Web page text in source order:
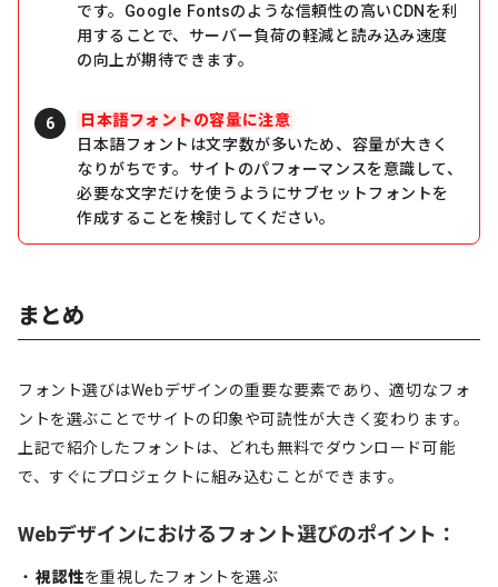
です。Google Fontsのような信頼性の高いCDNを利
用することで、サーバー負荷の軽減と読み込み速度
の向上が期待できます。
日本語フォントの容量に注意
日本語フォントは文字数が多いため、容量が大きく
なりがちです。サイトのパフォーマンスを意識して、
必要な文字だけを使うようにサブセットフォントを
作成することを検討してください。
まとめ
フォント選びはWebデザインの重要な要素であり、適切なフォ
ントを選ぶことでサイトの印象や可読性が大きく変わります。
上記で紹介したフォントは、どれも無料でダウンロード可能
で、すぐにプロジェクトに組み込むことができます。
Webデザインにおけるフォント選びのポイント：
視認性を重視したフォントを選ぶ